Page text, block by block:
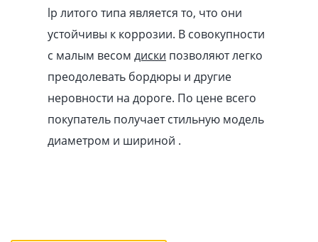
lp литого типа является то, что они
устойчивы к коррозии. В совокупности
с малым весом диски позволяют легко
преодолевать бордюры и другие
неровности на дороге. По цене всего
покупатель получает стильную модель
диаметром и шириной .